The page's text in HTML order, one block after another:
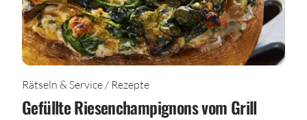
Rätseln & Service / Rezepte
Gefüllte Riesenchampignons vom Grill